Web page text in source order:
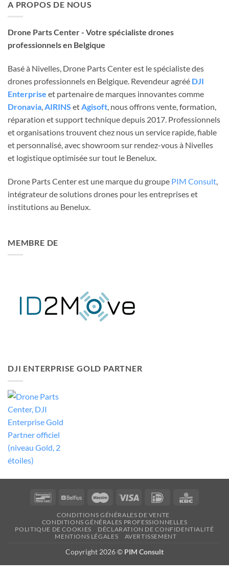
A PROPOS DE NOUS
Drone Parts Center - Votre spécialiste drones
professionnels en Belgique
Basé à Nivelles, Drone Parts Center est le spécialiste des
drones professionnels en Belgique. Revendeur agréé DJI
Enterprise et partenaire de marques innovantes comme
Dronavia,AIRINS etAgisoft, nous offrons vente, formation,
réparation et support technique depuis 2017. Professionnels
et organisations trouvent chez nous un service rapide, fiable
et personnalisé, avec showroom sur rendez-vous à Nivelles
et logistique optimisée sur tout le Benelux.
Drone Parts Center est une marque du groupe PIM Consult,
intégrateur de solutions drones pour les entreprises et
institutions au Benelux.
MEMBRE DE
DJI ENTERPRISE GOLD PARTNER
BancontactBelfius Maestro Idéal
CONDITIONS GÉNÉRALES DE VENTE
CONDITIONS GÉNÉRALES PROFESSIONNELLES
POLITIQUE DE COOKIES
DÉCLARATION DE CONFIDENTIALITÉ
MENTIONS LÉGALES
AVERTISSEMENT
Copyright 2026 © PIM Consult